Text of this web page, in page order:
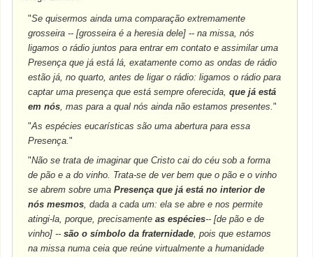
"Se quisermos ainda uma comparação extremamente
grosseira -- [grosseira é a heresia dele] -- na missa, nós
ligamos o rádio juntos para entrar em contato e assimilar uma
Presença que já está lá, exatamente como as ondas de rádio
estão já, no quarto, antes de ligar o rádio: ligamos o rádio para
captar uma presença que está sempre oferecida,que já está
em nós, mas para a qual nós ainda não estamos presentes."
"As espécies eucarísticas são uma abertura para essa
Presença."
"Não se trata de imaginar que Cristo cai do céu sob a forma
de pão e a do vinho. Trata-se de ver bem que o pão e o vinho
se abrem sobre umaPresença que já está no interior de
nós mesmos, dada a cada um: ela se abre e nos permite
atingi-la, porque, precisamenteas espécies-- [de pão e de
vinho] -- são o símbolo da fraternidade, pois que estamos
na missa numa ceia que reúne virtualmente a humanidade